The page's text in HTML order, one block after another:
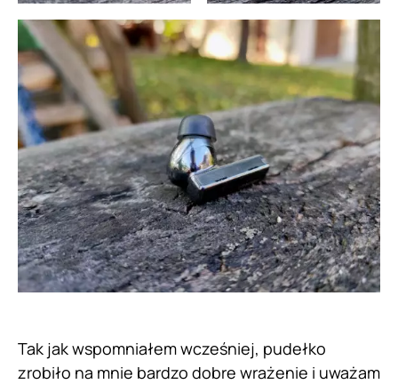
Tak jak wspomniałem wcześniej, pudełko
zrobiło na mnie bardzo dobre wrażenie i uważam